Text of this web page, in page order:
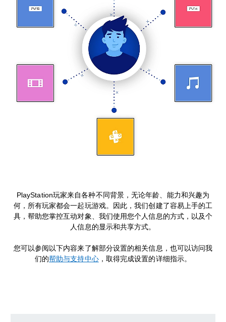
PlayStation玩家来自各种不同背景，无论年龄、能力和兴趣为
何，所有玩家都会一起玩游戏。因此，我们创建了容易上手的工
具，帮助您掌控互动对象、我们使用您个人信息的方式，以及个
人信息的显示和共享方式。
您可以参阅以下内容来了解部分设置的相关信息，也可以访问我
们的帮助与支持中心，取得完成设置的详细指示。